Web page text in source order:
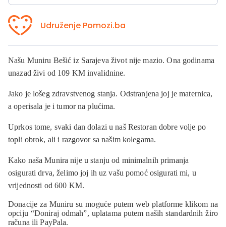
Udruženje Pomozi.ba
Našu Muniru Bešić iz Sarajeva život nije mazio. Ona godinama
unazad živi od 109 KM invalidnine.
Jako je lošeg zdravstvenog stanja. Odstranjena joj je maternica,
a operisala je i tumor na plućima.
Uprkos tome, svaki dan dolazi u naš Restoran dobre volje po
topli obrok, ali i razgovor sa našim kolegama.
Kako naša Munira nije u stanju od minimalnih primanja
osigurati drva, želimo joj ih uz vašu pomoć osigurati mi, u
vrijednosti od 600 KM.
Donacije za Muniru su moguće putem web platforme klikom na
opciju “Doniraj odmah”, uplatama putem naših standardnih žiro
računa ili PayPala.